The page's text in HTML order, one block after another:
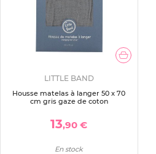
LITTLE BAND
Housse matelas à langer 50 x 70
cm gris gaze de coton
13,90 €
En stock